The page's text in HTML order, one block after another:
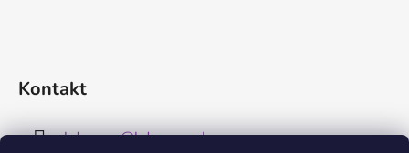
Kontakt
kdreams@kdreams.sk